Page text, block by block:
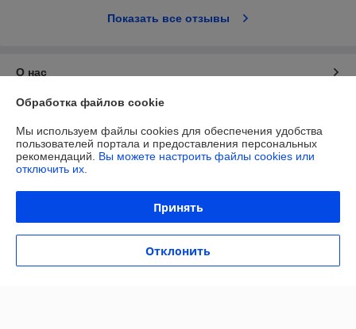
Показать все отзывы
О нас
Контакты
Доставка и оплата
Политика обработки cookies
Сайт создан на платформе Deal.by
Обработка файлов cookie
Мы используем файлы cookies для обеспечения удобства
пользователей портала и предоставления персональных
рекомендаций. Вы можете настроить файлы cookies или
отключить их.
Принять
Отклонить